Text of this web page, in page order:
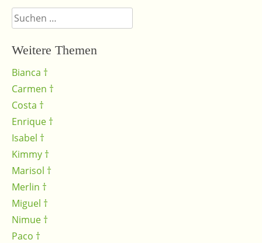
Suchen
nach:
Weitere Themen
Bianca †
Carmen †
Costa †
Enrique †
Isabel †
Kimmy †
Marisol †
Merlin †
Miguel †
Nimue †
Paco †